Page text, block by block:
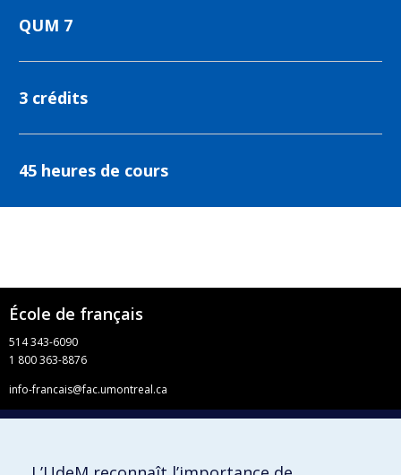
QUM 7
3 crédits
45 heures de cours
École de français
514 343-6090
1 800 363-8876
info-francais@fac.umontreal.ca
Université de Montréal
C. P. 6128, succursale Centre-ville